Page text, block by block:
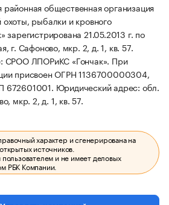
общественная организация
рыбалки и кровного
зарегистрирована 21.05.2013 г. по
г. Сафоново, мкр. 2, д. 1, кв. 57.
СРОО ЛПОРиКС «Гончак». При
присвоен ОГРН 1136700000304,
672601001. Юридический адрес: обл.
мкр. 2, д. 1, кв. 57.
характер и сгенерирована на
источников.
пользователем и не имеет деловых
РБК Компании.